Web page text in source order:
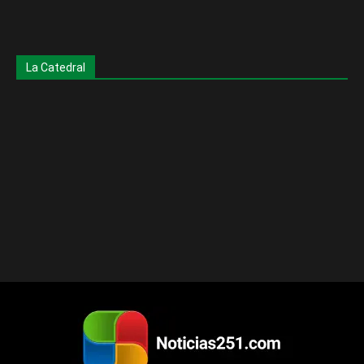
La Catedral